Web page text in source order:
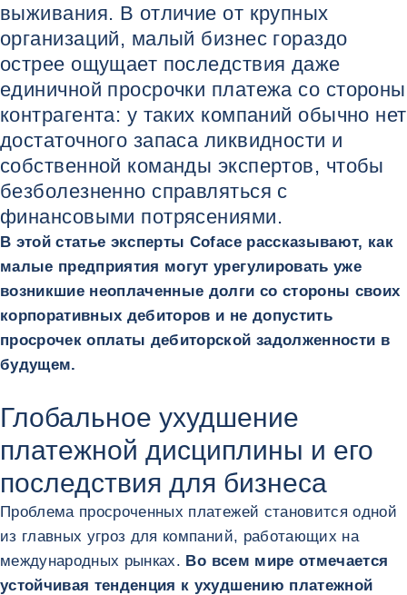
выживания. В отличие от крупных
организаций, малый бизнес гораздо
острее ощущает последствия даже
единичной просрочки платежа со стороны
контрагента: у таких компаний обычно нет
достаточного запаса ликвидности и
собственной команды экспертов, чтобы
безболезненно справляться с
финансовыми потрясениями.
В этой статье эксперты Coface рассказывают, как
малые предприятия могут урегулировать уже
возникшие неоплаченные долги со стороны своих
корпоративных дебиторов и не допустить
просрочек оплаты дебиторской задолженности в
будущем.
Глобальное ухудшение
платежной дисциплины и его
последствия для бизнеса
Проблема просроченных платежей становится одной
из главных угроз для компаний, работающих на
международных рынках. Во всем мире отмечается
устойчивая тенденция к ухудшению платежной